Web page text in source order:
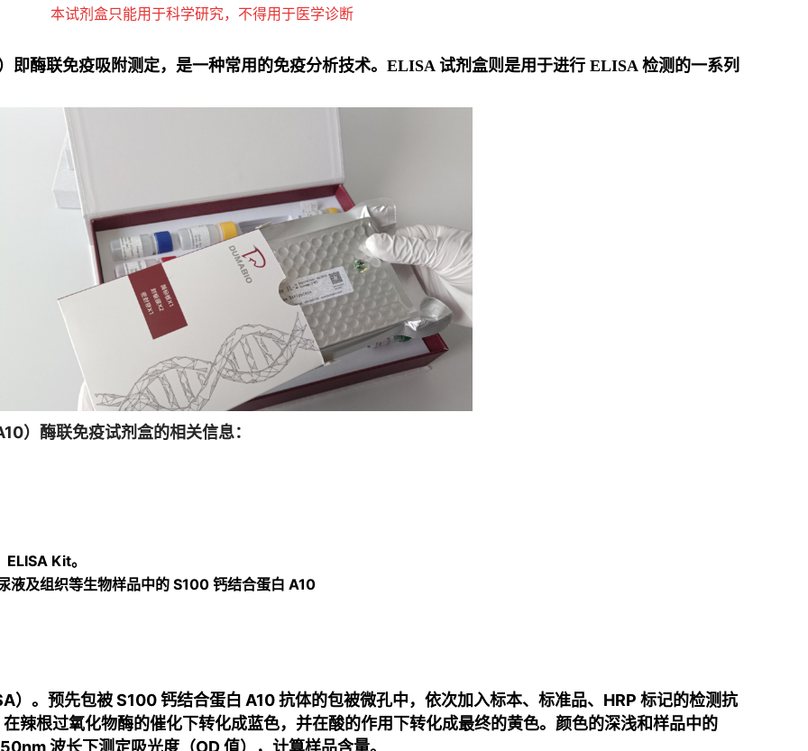
本试剂盒只能用于科学研究，不得用于医学诊断
即酶联免疫吸附测定，是一种常用的免疫分析技术。ELISA 试剂盒则是用于进行 ELISA 检测的一系列
）酶联免疫试剂盒的相关信息：
Kit。
液及组织等生物样品中的 S100 钙结合蛋白 A10
）。预先包被 S100 钙结合蛋白 A10 抗体的包被微孔中，依次加入标本、标准品、HRP 标记的检测抗
辣根过氧化物酶的催化下转化成蓝色，并在酸的作用下转化成最终的黄色。颜色的深浅和样品中的
波长下测定吸光度（OD 值），计算样品含量。